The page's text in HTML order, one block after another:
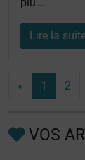
Lire la
« 1 2
VOS